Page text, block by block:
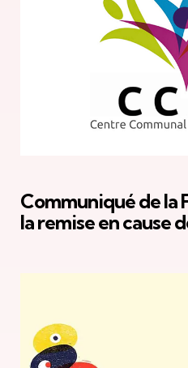
Communiqué de la
la remise en cause